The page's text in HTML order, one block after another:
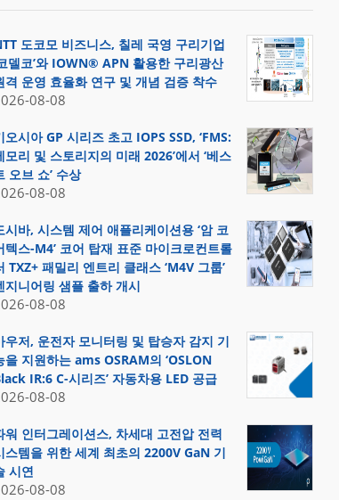
도코모 비즈니스, 칠레 국영 구리기업
델코’와 IOWN® APN 활용한 구리광산
격 운영 효율화 연구 및 개념 검증 착수
08-08
오시아 GP 시리즈 초고 IOPS SSD, ‘FMS:
모리 및 스토리지의 미래 2026’에서 ‘베스
오브 쇼’ 수상
08-08
시바, 시스템 제어 애플리케이션용 ‘암 코
텍스-M4’ 코어 탑재 표준 마이크로컨트롤
TXZ+ 패밀리 엔트리 클래스 ‘M4V 그룹’
지니어링 샘플 출하 개시
08-08
우저, 운전자 모니터링 및 탑승자 감지 기
을 지원하는 ams OSRAM의 ‘OSLON
IR:6 C-시리즈’ 자동차용 LED 공급
08-08
워 인터그레이션스, 차세대 고전압 전력
스템을 위한 세계 최초의 2200V GaN 기
시연
08-08